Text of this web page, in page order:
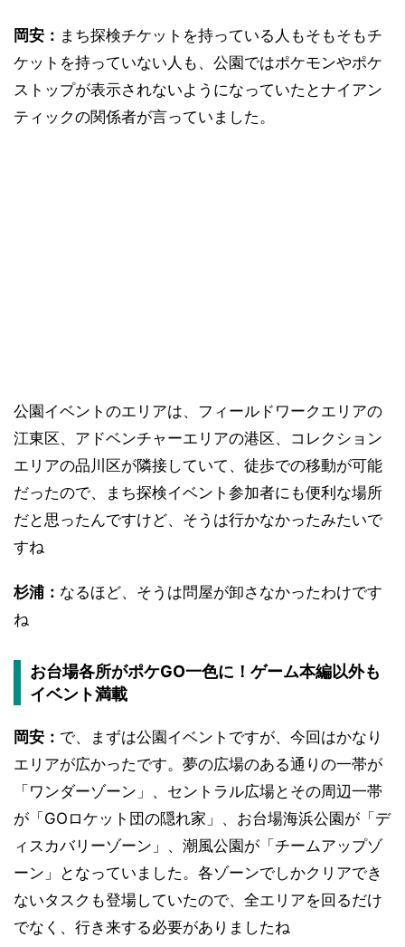
岡安： まち探検チケットを持っている人もそもそもチ
ケットを持っていない人も、公園ではポケモンやポケ
ストップが表示されないようになっていたとナイアン
ティックの関係者が言っていました。
公園イベントのエリアは、フィールドワークエリアの
江東区、アドベンチャーエリアの港区、コレクション
エリアの品川区が隣接していて、徒歩での移動が可能
だったので、まち探検イベント参加者にも便利な場所
だと思ったんですけど、そうは行かなかったみたいで
すね
杉浦： なるほど、そうは問屋が卸さなかったわけです
ね
お台場各所がポケGO一色に！ゲーム本編以外も
イベント満載
岡安： で、まずは公園イベントですが、今回はかなり
エリアが広かったです。夢の広場のある通りの一帯が
「ワンダーゾーン」、セントラル広場とその周辺一帯
が「GOロケット団の隠れ家」、お台場海浜公園が「デ
ィスカバリーゾーン」、潮風公園が「チームアップゾ
ーン」となっていました。各ゾーンでしかクリアでき
ないタスクも登場していたので、全エリアを回るだけ
でなく、行き来する必要がありましたね